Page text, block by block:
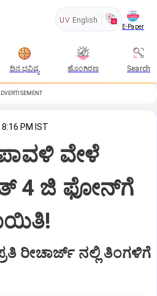
UV English
E-Paper
ದಿನ ಭವಿಷ್ಯ ಹೊಂಗಿರಣ Search
PM IST
ವೇಳೆ
4 ಜಿ ಫೋನ್‌ಗೆ
ರೀಚಾರ್ಜ್ ನಲ್ಲಿ ತಿಂಗಳಿಗೆ